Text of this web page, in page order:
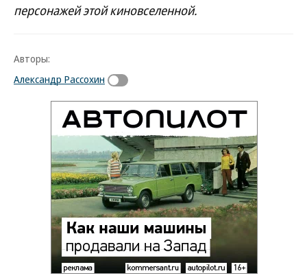
персонажей этой киновселенной.
Авторы:
Александр Рассохин